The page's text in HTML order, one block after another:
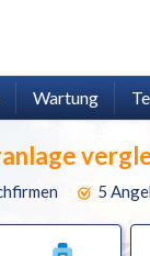
Wartung
5